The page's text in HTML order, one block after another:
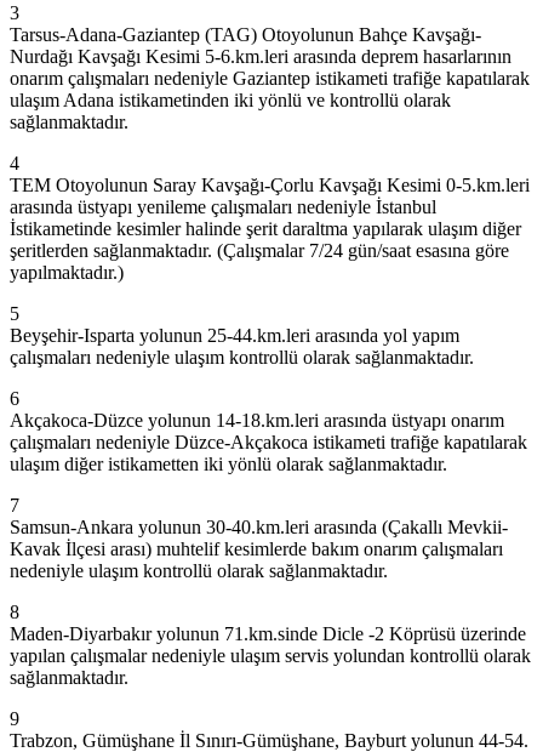
3
Tarsus-Adana-Gaziantep (TAG) Otoyolunun Bahçe Kavşağı-
Nurdağı Kavşağı Kesimi 5-6.km.leri arasında deprem hasarlarının
onarım çalışmaları nedeniyle Gaziantep istikameti trafiğe kapatılarak
ulaşım Adana istikametinden iki yönlü ve kontrollü olarak
sağlanmaktadır.
4
TEM Otoyolunun Saray Kavşağı-Çorlu Kavşağı Kesimi 0-5.km.leri
arasında üstyapı yenileme çalışmaları nedeniyle İstanbul
İstikametinde kesimler halinde şerit daraltma yapılarak ulaşım diğer
şeritlerden sağlanmaktadır. (Çalışmalar 7/24 gün/saat esasına göre
yapılmaktadır.)
5
Beyşehir-Isparta yolunun 25-44.km.leri arasında yol yapım
çalışmaları nedeniyle ulaşım kontrollü olarak sağlanmaktadır.
6
Akçakoca-Düzce yolunun 14-18.km.leri arasında üstyapı onarım
çalışmaları nedeniyle Düzce-Akçakoca istikameti trafiğe kapatılarak
ulaşım diğer istikametten iki yönlü olarak sağlanmaktadır.
7
Samsun-Ankara yolunun 30-40.km.leri arasında (Çakallı Mevkii-
Kavak İlçesi arası) muhtelif kesimlerde bakım onarım çalışmaları
nedeniyle ulaşım kontrollü olarak sağlanmaktadır.
8
Maden-Diyarbakır yolunun 71.km.sinde Dicle -2 Köprüsü üzerinde
yapılan çalışmalar nedeniyle ulaşım servis yolundan kontrollü olarak
sağlanmaktadır.
9
Trabzon, Gümüşhane İl Sınırı-Gümüşhane, Bayburt yolunun 44-54.